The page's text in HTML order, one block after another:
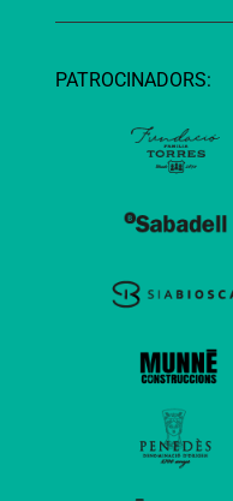
PATROCINADORS: